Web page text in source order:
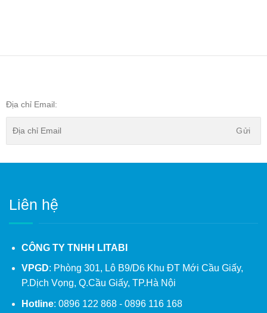
Địa chỉ Email:
Liên hệ
CÔNG TY TNHH LITABI
VPGD: Phòng 301, Lô B9/D6 Khu ĐT Mới Cầu Giấy,
P.Dịch Vọng, Q.Cầu Giấy, TP.Hà Nội
Hotline: 0896 122 868 - 0896 116 168